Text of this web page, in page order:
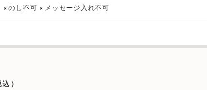
× のし不可 × メッセージ入れ不可
込）